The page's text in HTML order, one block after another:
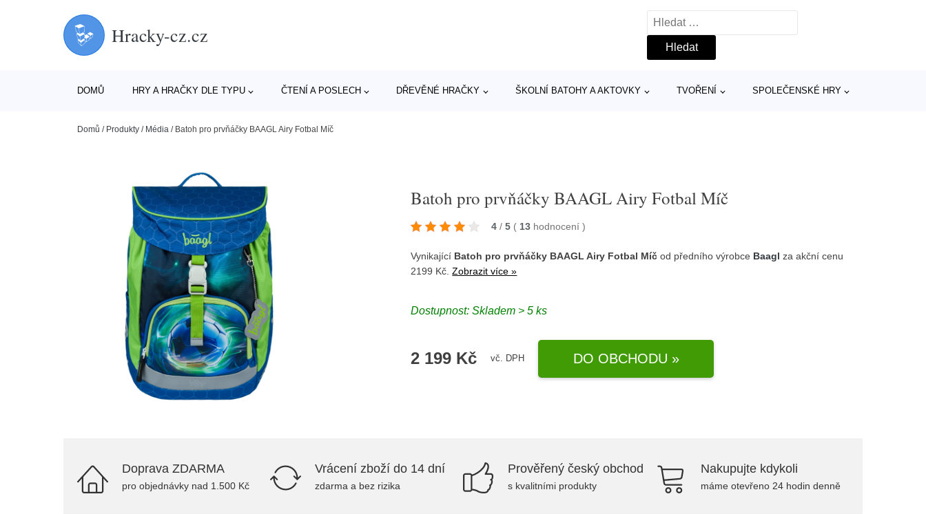
Hracky-cz.cz
Vyhledávání
DOMŮ HRY A HRAČKY DLE TYPU ČTENÍ A POSLECH DŘEVĚNÉ HRAČKY ŠKOLNÍ BATOHY A AKTOVKY TVOŘENÍ SPOLEČENSKÉ HRY
Domů / Produkty / Média / Batoh pro prvňáčky BAAGL Airy Fotbal Míč
Batoh pro prvňáčky BAAGL Airy Fotbal Míč
4 / 5 ( 13 hodnocení)
Vynikající Batoh pro prvňáčky BAAGL Airy Fotbal Míč od předního výrobce Baagl za akční cenu
2199 Kč.Zobrazit více »
Dostupnost: Skladem > 5 ks
2 199 Kč vč. DPH DO OBCHODU »
Doprava ZDARMA
pro objednávky nad 1.500 Kč
Vrácení zboží do 14 dní
zdarma a bez rizika
Prověřený český obchod
s kvalitními produkty
Nakupujte kdykoli
máme otevřeno 24 hodin denně